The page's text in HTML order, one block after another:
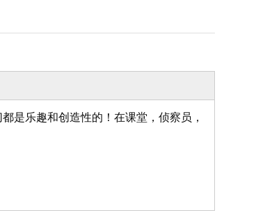
是乐趣和创造性的！在课堂，侦察员，